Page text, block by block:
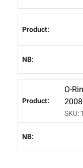
O-
SKU: